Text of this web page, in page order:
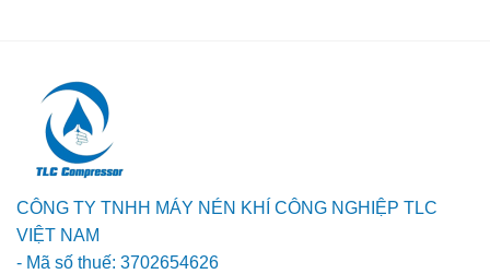
CÔNG TY TNHH MÁY NÉN KHÍ CÔNG NGHIỆP TLC
VIỆT NAM
- Mã số thuế: 3702654626